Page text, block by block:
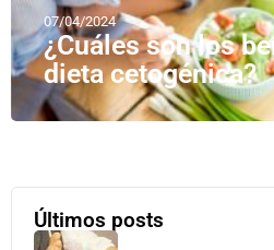
07/04/2024
¿Cuáles son los
dieta cetogénica?
Últimos posts